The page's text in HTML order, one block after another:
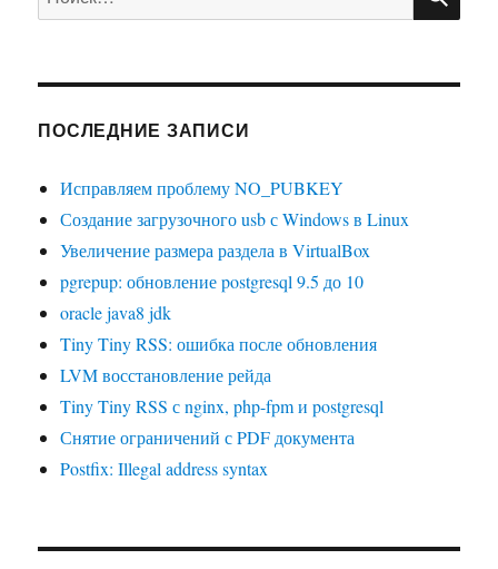
командной
ПОСЛЕДНИЕ ЗАПИСИ
Исправляем проблему NO_PUBKEY
Создание загрузочного usb с Windows в Linux
Увеличение размера раздела в VirtualBox
pgrepup: обновление postgresql 9.5 до 10
oracle java8 jdk
Tiny Tiny RSS: ошибка после обновления
LVM восстановление рейда
Tiny Tiny RSS с nginx, php-fpm и postgresql
Снятие ограничений с PDF документа
Postfix: Illegal address syntax